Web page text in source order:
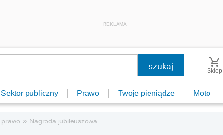
REKLAMA
Sklep
Sektor publiczny Prawo Twoje pieniądze Moto
» Nagroda jubileuszowa